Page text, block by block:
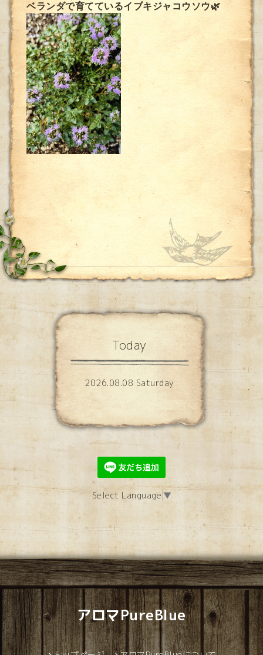
ベランダで育てているイブキジャコウソウ🌿
Today
2026.08.08 Saturday
Select Language ▼
アロマPureBlue